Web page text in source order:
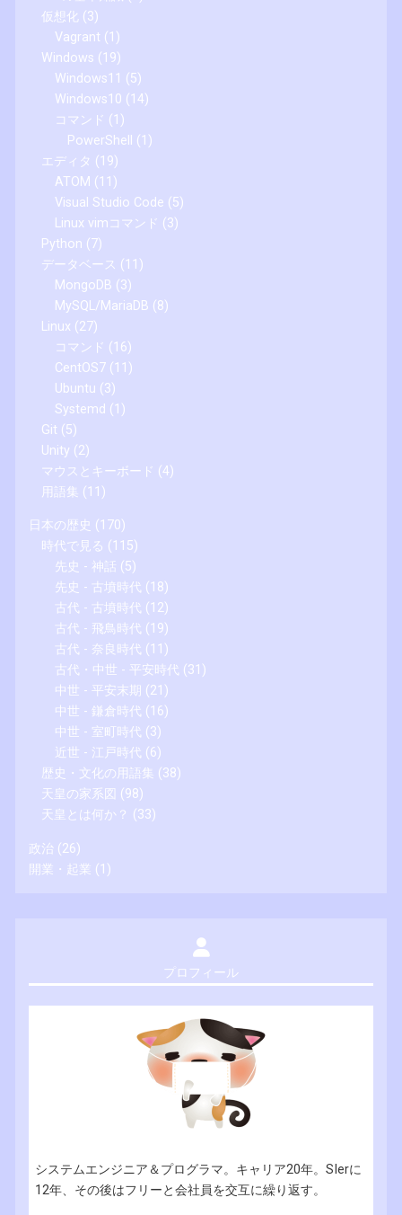
仮想化 (3)
Vagrant (1)
Windows (19)
Windows11 (5)
Windows10 (14)
コマンド (1)
PowerShell
(1)
エディタ (19)
ATOM (11)
Visual Studio Code (5)
Linux vimコマンド (3)
Python (7)
データベース (11)
MongoDB (3)
MySQL/MariaDB (8)
Linux (27)
コマンド (16)
CentOS7(11)
Ubuntu (3)
Systemd (1)
Git (5)
Unity (2)
マウスとキーボード (4)
用語集 (11)
日本の歴史 (170)
時代で見る (115)
先史 - 神話 (5)
先史 - 古墳時代 (18)
古代 - 古墳時代 (12)
古代 - 飛鳥時代 (19)
古代 - 奈良時代 (11)
古代・中世 - 平安時代 (31)
中世 - 平安末期 (21)
中世 - 鎌倉時代 (16)
中世 - 室町時代 (3)
近世 - 江戸時代 (6)
歴史・文化の用語集 (38)
天皇の家系図 (98)
天皇とは何か？ (33)
政治 (26)
開業・起業 (1)
プロフィール
システムエンジニア＆プログラマ。キャリア20年。SIerに
12年、その後はフリーと会社員を交互に繰り返す。